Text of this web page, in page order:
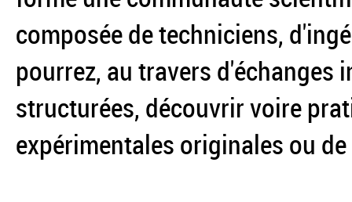
composée de techniciens,
pourrez, au travers
structurées, découvrir voire
expérimentales originales ou